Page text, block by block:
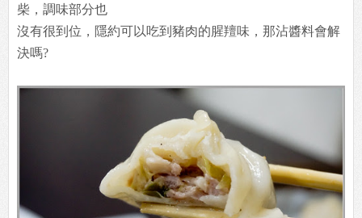
柴，調味部分也
沒有很到位，隱約可以吃到豬肉的腥羶味，那沾醬料會解
決嗎?